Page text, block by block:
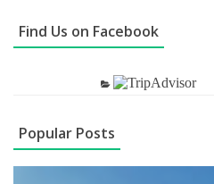
Find Us on Facebook
Popular Posts